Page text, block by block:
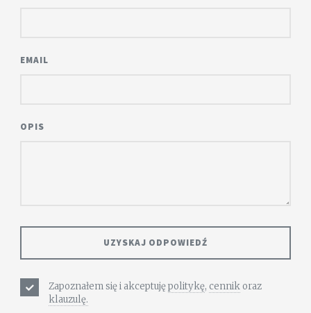
EMAIL
OPIS
Zapoznałem się i akceptujępolitykę, cennik oraz
klauzulę.